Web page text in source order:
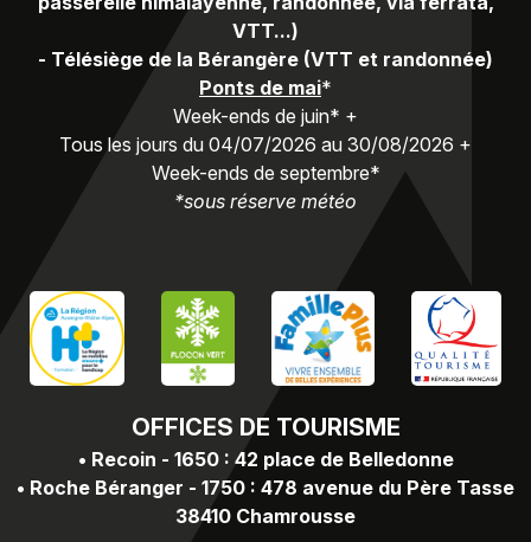
OFFICES DE TOURISME
• Recoin - 1650 : 42 place de Belledonne
• Roche Béranger - 1750 : 478 avenue du Père Tasse
38410 Chamrousse
VTT...)
- Télésiège de la Bérangère (VTT et randonnée)
Ponts de mai*
Week-ends de juin* +
Tous les jours du 04/07/2026 au 30/08/2026 +
Week-ends de septembre*
*sous réserve météo